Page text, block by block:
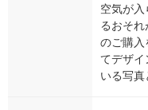
空気が
るおそれ
のご購
てデザ
いる写真